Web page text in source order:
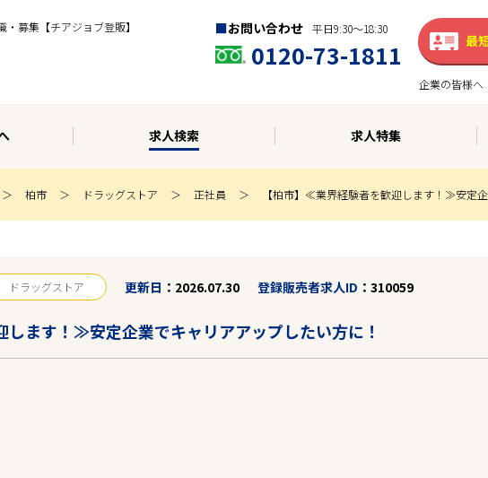
募集【チアジョブ登販】 お問い合わせ 平日9:30〜18:30
0120-73-1811 最
企業の皆様へ
求人検索 求人特集
柏市 ドラッグストア 正社員 【柏市】≪業界経験者を歓迎します！≫安定
ドラッグストア 更新日 2026.07.30 登録販売者求人ID 310059
します！≫安定企業でキャリアアップしたい方に！